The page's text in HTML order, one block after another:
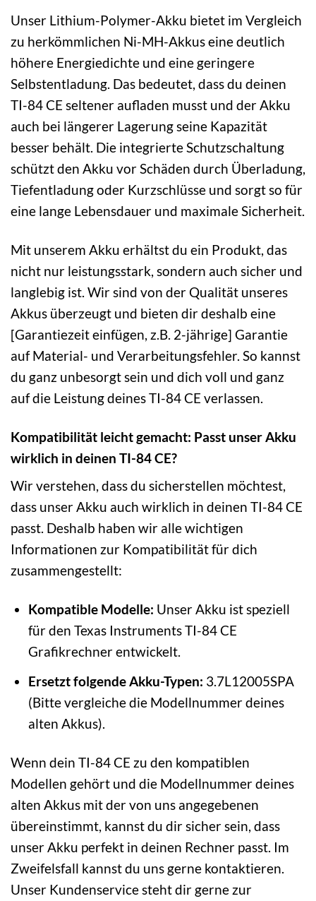
Unser Lithium-Polymer-Akku bietet im Vergleich
zu herkömmlichen Ni-MH-Akkus eine deutlich
höhere Energiedichte und eine geringere
Selbstentladung. Das bedeutet, dass du deinen
TI-84 CE seltener aufladen musst und der Akku
auch bei längerer Lagerung seine Kapazität
besser behält. Die integrierte Schutzschaltung
schützt den Akku vor Schäden durch Überladung,
Tiefentladung oder Kurzschlüsse und sorgt so für
eine lange Lebensdauer und maximale Sicherheit.
Mit unserem Akku erhältst du ein Produkt, das
nicht nur leistungsstark, sondern auch sicher und
langlebig ist. Wir sind von der Qualität unseres
Akkus überzeugt und bieten dir deshalb eine
[Garantiezeit einfügen, z.B. 2-jährige] Garantie
auf Material- und Verarbeitungsfehler. So kannst
du ganz unbesorgt sein und dich voll und ganz
auf die Leistung deines TI-84 CE verlassen.
Kompatibilität leicht gemacht: Passt unser Akku
wirklich in deinen TI-84 CE?
Wir verstehen, dass du sicherstellen möchtest,
dass unser Akku auch wirklich in deinen TI-84 CE
passt. Deshalb haben wir alle wichtigen
Informationen zur Kompatibilität für dich
zusammengestellt:
Kompatible Modelle: Unser Akku ist speziell
für den Texas Instruments TI-84 CE
Grafikrechner entwickelt.
Ersetzt folgende Akku-Typen: 3.7L12005SPA
(Bitte vergleiche die Modellnummer deines
alten Akkus).
Wenn dein TI-84 CE zu den kompatiblen
Modellen gehört und die Modellnummer deines
alten Akkus mit der von uns angegebenen
übereinstimmt, kannst du dir sicher sein, dass
unser Akku perfekt in deinen Rechner passt. Im
Zweifelsfall kannst du uns gerne kontaktieren.
Unser Kundenservice steht dir gerne zur